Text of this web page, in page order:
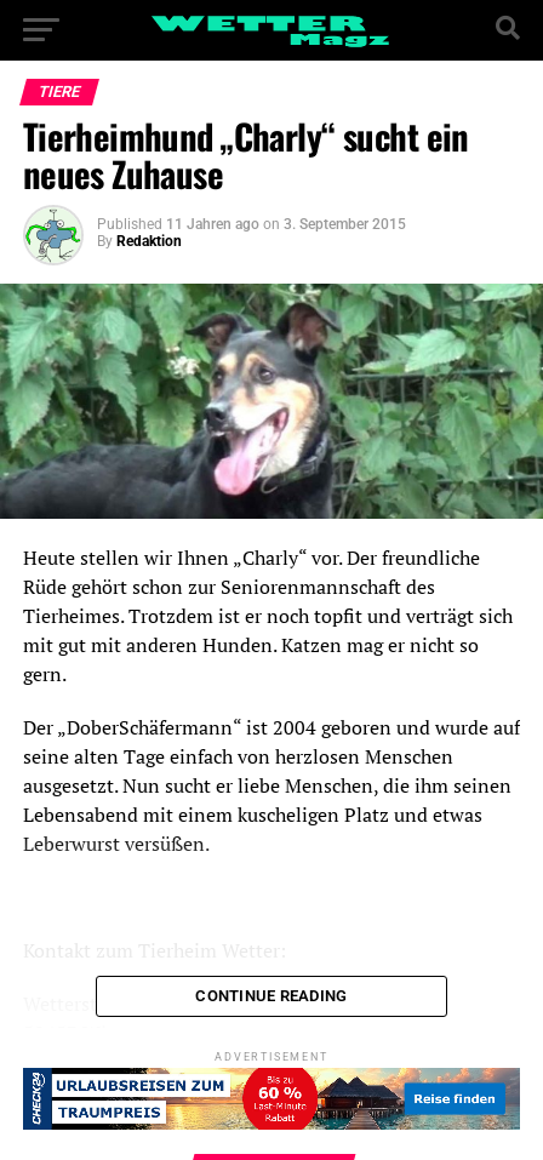
TIERE
Tierheimhund „Charly“ sucht ein
neues Zuhause
Published 11 Jahren ago on 3. September 2015
By Redaktion
Heute stellen wir Ihnen „Charly“ vor. Der freundliche
Rüde gehört schon zur Seniorenmannschaft des
Tierheimes. Trotzdem ist er noch topfit und verträgt sich
mit gut mit anderen Hunden. Katzen mag er nicht so
gern.
Der „DoberSchäfermann“ ist 2004 geboren und wurde auf
seine alten Tage einfach von herzlosen Menschen
ausgesetzt. Nun sucht er liebe Menschen, die ihm seinen
Lebensabend mit einem kuscheligen Platz und etwas
Leberwurst versüßen.
Öffnungszeiten und Info im Netz:www.tierheim-
wetter.de
CONTINUE READING
ADVERTISEMENT